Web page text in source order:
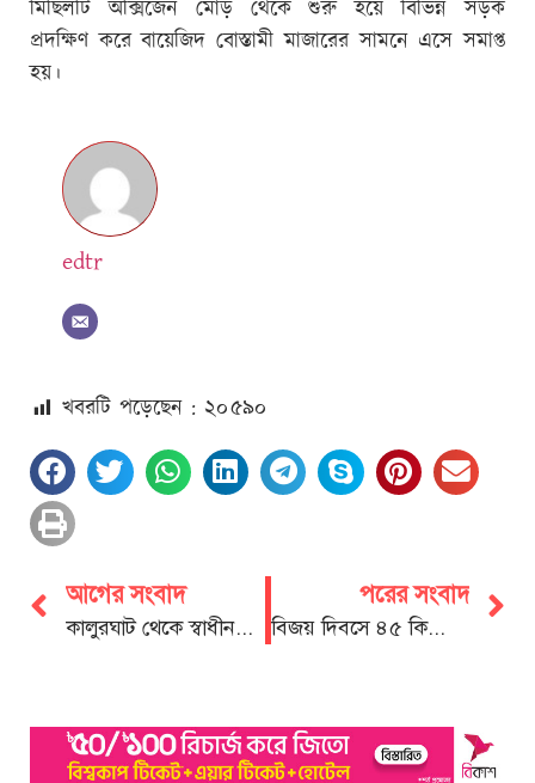
মিছিলটি অক্সিজেন মোড় থেকে শুরু হয়ে বিভিন্ন সড়ক
প্রদক্ষিণ করে বায়েজিদ বোস্তামী মাজারের সামনে এসে সমাপ্ত
হয়।
edtr
খবরটি পড়েছেন : ২০৫৯০
আগের সংবাদ
কালুরঘাট থেকে স্বাধীনতার ঘোষণা : মেজর জিয়ার ডাকে জেগে ওঠে বাংলাদেশ
পরের সংবাদ
বিজয় দিবসে ৪৫ কিলোমিটার জুড়ে সীতাকুন্ড বিএনপির মটর শোভাযাত্রা